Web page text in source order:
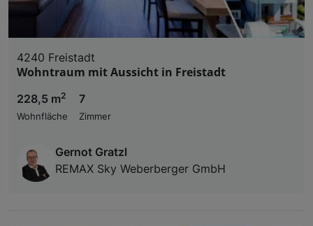
4240 Freistadt
Wohntraum mit Aussicht in Freistadt
228,5 m2
Wohnfläche
7
Zimmer
Gernot Gratzl
REMAX Sky Weberberger GmbH